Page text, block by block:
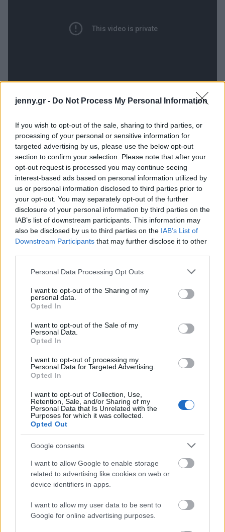
jenny.gr - Do Not Process My Personal Information
If you wish to opt-out of the sale, sharing to third parties, or
processing of your personal or sensitive information for
targeted advertising by us, please use the below opt-out
section to confirm your selection. Please note that after your
opt-out request is processed you may continue seeing
interest-based ads based on personal information utilized by
us or personal information disclosed to third parties prior to
your opt-out. You may separately opt-out of the further
disclosure of your personal information by third parties on the
IAB’s list of downstream participants. This information may
also be disclosed by us to third parties on the IAB’s List of
Downstream Participants that may further disclose it to other
Please note that this website/app uses one or more Google
not limited to your visit or usage behaviour. You may click to
grant or deny consent to Google and its third-party tags to
use your data for below specified purposes in below Google
consent section.
Personal Data Processing Opt Outs
I want to opt-out of the Sharing of my
personal data.
Opted In
I want to opt-out of the Sale of my
Personal Data.
Opted In
I want to opt-out of processing my
Personal Data for Targeted Advertising.
Opted In
I want to opt-out of Collection, Use,
Retention, Sale, and/or Sharing of my
Personal Data that Is Unrelated with the
Purposes for which it was collected.
Opted Out
Google consents
I want to allow Google to enable storage
related to advertising like cookies on web or
device identifiers in apps.
I want to allow my user data to be sent to
Google for online advertising purposes.
Παρακάτω, θα δούμε πώς
ακριβώς λειτουργεί ο
διαγωνισμός που μοιάζει με
ριάλιτι.
Τα πρώτα πέντε επεισόδια θα έχουν από 11
performances, και στο τέλος της κάθε βραδιάς θα
ανακοινώνεται το act που θα περνά αυτόματα στην
επόμενη φάση, με βάση τις ψήφους της κριτικής
θα εξαρτώνται από το κοινό. Θα γίνουν δύο
ημιτελικοί, με 22 performances που θα είναι «λίγο
πιο ιδιαίτερες» από την πρώτη τους εμφάνιση.
όλο για να μπορούμε να κρίνουμε με τεκμήρια;
Εννοείται.